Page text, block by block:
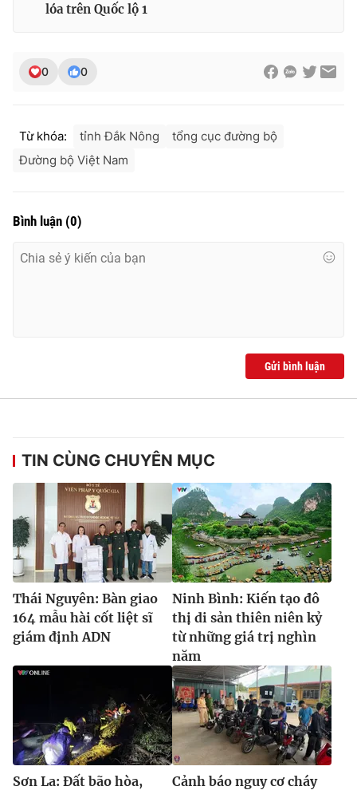
lóa trên Quốc lộ 1
0 0
Từ khóa: tỉnh Đắk Nông
tổng cục đường bộ
Đường bộ Việt Nam
Bình luận (0)
Gửi bình luận
TIN CÙNG CHUYÊN MỤC
Thái Nguyên: Bàn giao
164 mẫu hài cốt liệt sĩ
giám định ADN
Ninh Bình: Kiến tạo đô
thị di sản thiên niên kỷ
từ những giá trị nghìn
năm
Sơn La: Đất bão hòa,
Cảnh báo nguy cơ cháy